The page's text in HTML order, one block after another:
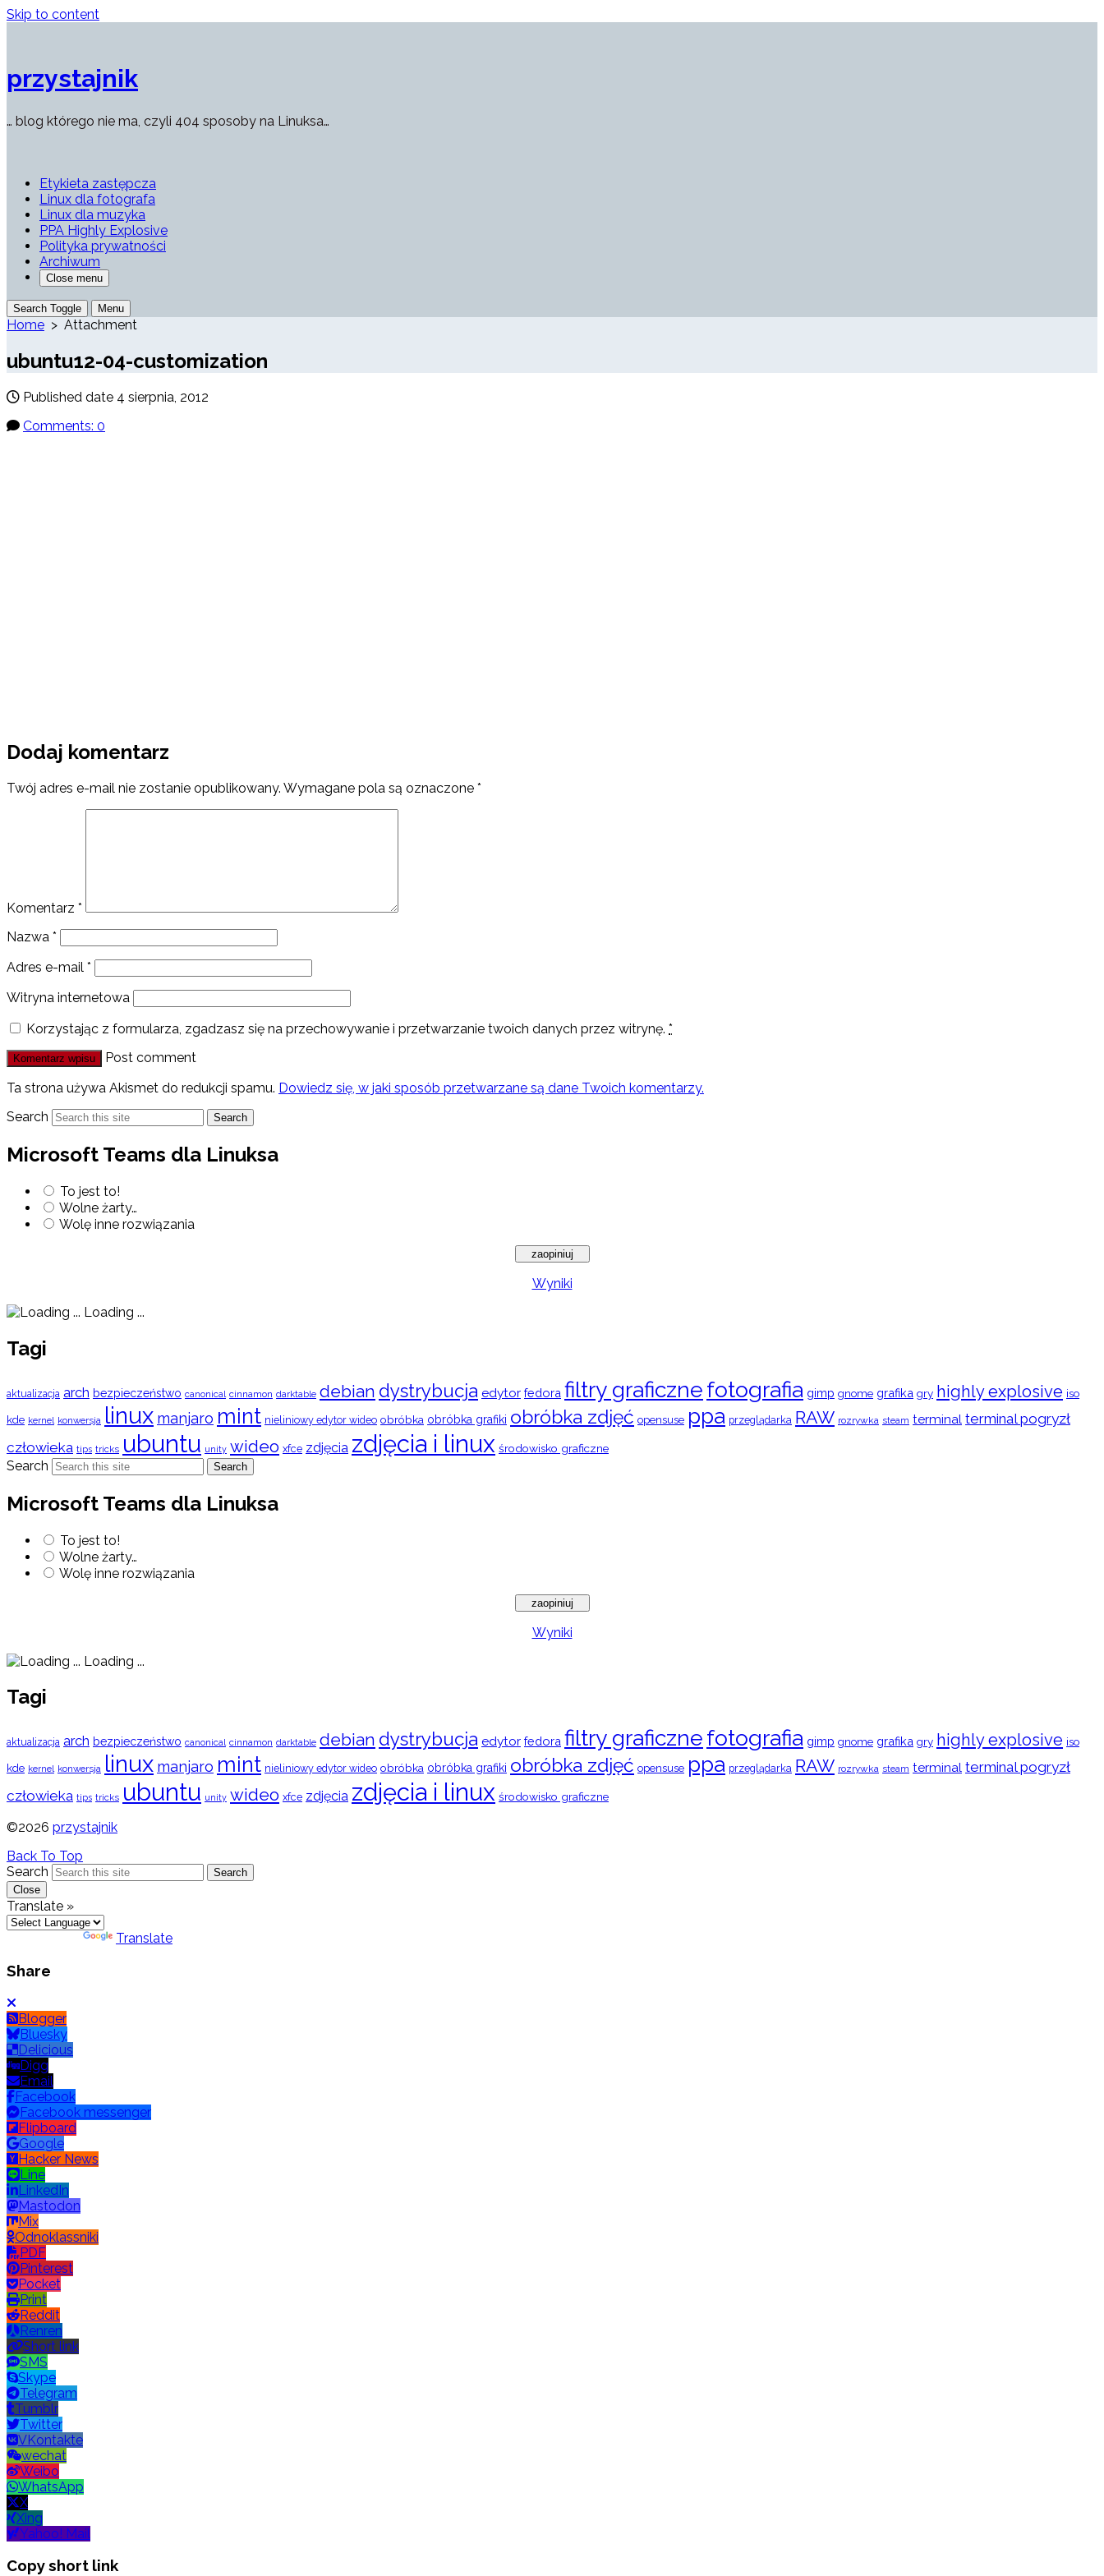
Skip to content
przystajnik
… blog którego nie ma, czyli 404 sposoby na Linuksa…
Etykieta zastępcza
Linux dla fotografa
Linux dla muzyka
PPA Highly Explosive
Polityka prywatności
Archiwum
Close menu
Search Toggle Menu
Home > Attachment
ubuntu12-04-customization
Published date 4 sierpnia, 2012
Comments: 0
Dodaj komentarz
Twój adres e-mail nie zostanie opublikowany. Wymagane pola są oznaczone *
Komentarz *
Nazwa *
Adres e-mail *
Witryna internetowa
Korzystając z formularza, zgadzasz się na przechowywanie i przetwarzanie twoich danych przez witrynę. *
Post comment
Ta strona używa Akismet do redukcji spamu. Dowiedz się, w jaki sposób przetwarzane są dane Twoich komentarzy.
Search
Search
Microsoft Teams dla Linuksa
To jest to!
Wolne żarty…
Wolę inne rozwiązania
Wyniki
Loading ...
Tagi
aktualizacja arch bezpieczeństwo canonical cinnamon darktable debian dystrybucja edytor fedora filtry graficznefotografia gimp gnome grafika gry highly explosive iso
kde kernel konwersja linux manjaro mint nieliniowy edytor wideo obróbka obróbka grafiki obróbka zdjęć opensuse ppa przeglądarka RAW rozrywka steam terminal terminal pogryzł
człowieka tips tricks ubuntu unity wideo xfce zdjęcia zdjęcia i linux środowisko graficzne
Search Search
Microsoft Teams dla Linuksa
To jest to!
Wolne żarty…
Wolę inne rozwiązania
Wyniki
Loading ...
Tagi
aktualizacja arch bezpieczeństwo canonical cinnamon darktable debian dystrybucja edytor fedora filtry graficznefotografia gimp gnome grafika gry highly explosive iso
kde kernel konwersja linux manjaro mint nieliniowy edytor wideo obróbka obróbka grafiki obróbka zdjęć opensuse ppa przeglądarka RAW rozrywka steam terminal terminal pogryzł
człowieka tips tricks ubuntu unity wideo xfce zdjęcia zdjęcia i linux środowisko graficzne
©2026 przystajnik
Back To Top
Search
Search
Close
Translate »
Translate
Share
Blogger
Bluesky
Delicious
Digg
Email
Facebook
Facebook messenger
Flipboard
Google
Hacker News
Line
LinkedIn
Mastodon
Mix
Odnoklassniki
PDF
Pinterest
Pocket
Print
Reddit
Renren
Short link
SMS
Skype
Telegram
Tumblr
Twitter
VKontakte
wechat
Weibo
WhatsApp
X
Xing
Yahoo! Mail
Copy short link